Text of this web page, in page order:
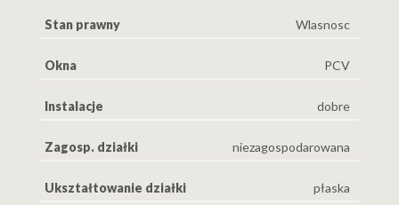
Stan prawny Wlasnosc
Okna PCV
Instalacje dobre
Zagosp. działki niezagospodarowana
Ukształtowanie działki płaska